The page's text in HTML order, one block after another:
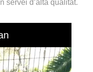
servei d’alta qualitat.